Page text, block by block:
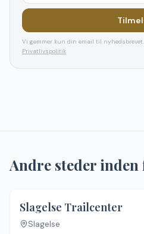
Vi gemmer kun din email til
Privatlivspolitik
Andre steder inden
Slagelse Trailcenter
Slagelse